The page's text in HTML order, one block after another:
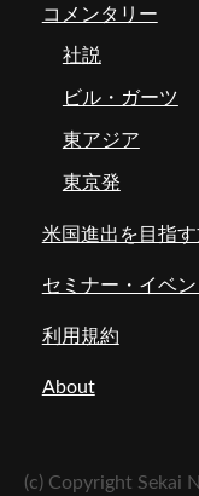
コメンタリー
社説
ビル・ガーツ
東アジア
東京発
米国進出を目指
セミナー・イベン
利用規約
About
(c) Copyright Sekai